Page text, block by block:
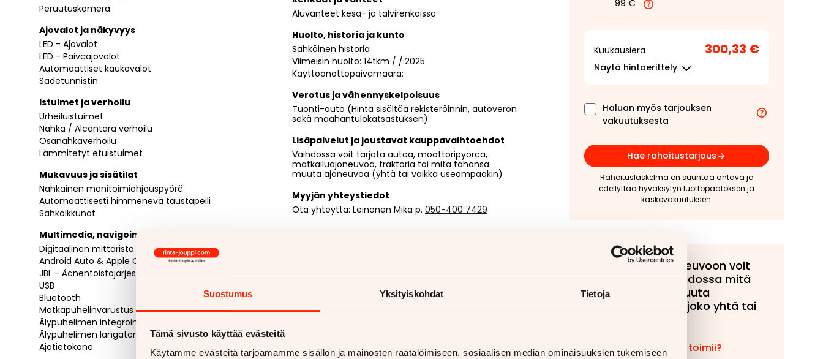
Suostumus Yksityiskohdat Tietoja
Tämä sivusto käyttää evästeitä
Käytämme evästeitä tarjoamamme sisällön ja mainosten räätälöimiseen, sosiaalisen median ominaisuuksien tukemiseen
Peruutuskamera
Ajovalot ja näkyvyys
LED - Ajovalot
LED - Päiväajovalot
Automaattiset kaukovalot
Sadetunnistin
Istuimet ja verhoilu
Urheiluistuimet
Nahka / Alcantara verhoilu
Osanahkaverhoilu
Lämmitetyt etuistuimet
Mukavuus ja sisätilat
Nahkainen monitoimiohjauspyörä
Automaattisesti himmenevä taustapeili
Sähköikkunat
Multimedia, navigointi ja yhteydet
Digitaalinen mittaristo
Android Auto & Apple CarPlay
JBL - Äänentoistojärjestelmä
USB
Bluetooth
Matkapuhelinvarustus
Älypuhelimen integrointi
Älypuhelimen langatonlataus
Ajotietokone
Aluvanteet kesä- ja talvirenkaissa
Huolto, historia ja kunto
Sähköinen historia
Viimeisin huolto: 14tkm / /.2025
Käyttöönottopäivämäärä:
Verotus ja vähennyskelpoisuus
Tuonti-auto (Hinta sisältää rekisteröinnin, autoveron
sekä maahantulokatsastuksen).
Lisäpalvelut ja joustavat kauppavaihtoehdot
Vaihdossa voit tarjota autoa, moottoripyörää,
matkailuajoneuvoa, traktoria tai mitä tahansa
muuta ajoneuvoa (yhtä tai vaikka useampaakin)
Myyjän yhteystiedot
Ota yhteyttä: Leinonen Mika p. 050-400 7429
99 €
Kuukausierä 300,33 €
Näytä hintaerittely
Haluan myös tarjouksen
vakuutuksesta
Hae rahoitustarjous
Rahoituslaskelma on suuntaa antava ja
edellyttää hyväksytyn luottopäätöksen ja
kaskovakuutuksen.
Tähän ajoneuvoon voit
tarjota vaihdossa mitä
tahansa muuta
ajoneuvoa, joko yhtä tai
Miten vaihto toimii?